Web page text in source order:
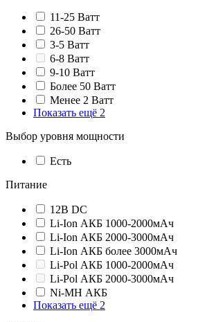
11-25 Ватт
26-50 Ватт
3-5 Ватт
6-8 Ватт
9-10 Ватт
Более 50 Ватт
Менее 2 Ватт
Показать ещё 2
Выбор уровня мощности
Есть
Питание
12В DC
Li-Ion АКБ 1000-2000мАч
Li-Ion АКБ 2000-3000мАч
Li-Ion АКБ более 3000мАч
Li-Pol АКБ 1000-2000мАч
Li-Pol АКБ 2000-3000мАч
Ni-MH АКБ
Показать ещё 2